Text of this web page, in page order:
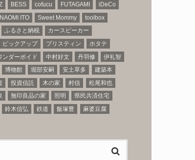
BESS cofucu FUTAGAMI
iDeCo
NAOMI ITO Sweet Mommy
toolbox
ふるさと納税
カースピーカー
ピックアップ プリスティン
ホタテ
ンダーボイド 中村好文 丹羽修
伊礼智
博物館 堀部安嗣 安土草多
建築本
投資信託 木の家 村信
松尾和也
無印良品の家 照明
県民共済住宅
鈴木信弘 鉄道 飯塚豊 麻婆豆腐